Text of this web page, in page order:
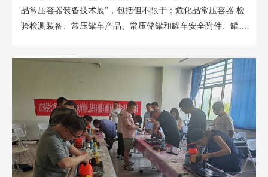
品常压容器装备技术展”，包括但不限于：危化品常压容器 检
验检测装备、常压罐车产品、常压储罐和罐车安全附件、罐区